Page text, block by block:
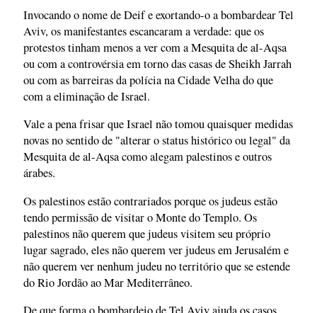
Invocando o nome de Deif e exortando-o a bombardear Tel
Aviv, os manifestantes escancaram a verdade: que os
protestos tinham menos a ver com a Mesquita de al-Aqsa
ou com a controvérsia em torno das casas de Sheikh Jarrah
ou com as barreiras da polícia na Cidade Velha do que
com a eliminação de Israel.
Vale a pena frisar que Israel não tomou quaisquer medidas
novas no sentido de "alterar o status histórico ou legal" da
Mesquita de al-Aqsa como alegam palestinos e outros
árabes.
Os palestinos estão contrariados porque os judeus estão
tendo permissão de visitar o Monte do Templo. Os
palestinos não querem que judeus visitem seu próprio
lugar sagrado, eles não querem ver judeus em Jerusalém e
não querem ver nenhum judeu no território que se estende
do Rio Jordão ao Mar Mediterrâneo.